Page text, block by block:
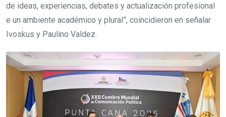
de ideas, experiencias, debates y actualización profesional
e un ambiente académico y plural”, coincidieron en señalar
Ivoskus y Paulino Valdez.